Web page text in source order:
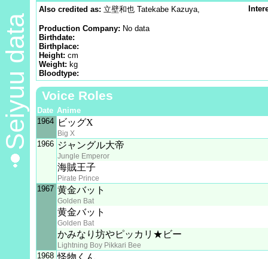
Seiyuu data
Also credited as: 立壁和也 Tatekabe Kazuya,
Production Company: No data
Birthdate:
Birthplace:
Height: cm
Weight: kg
Bloodtype:
Voice Roles
Date Anime
1964 ビッグX
Big X
1966 ジャングル大帝
Jungle Emperor
海賊王子
Pirate Prince
1967 黄金バット
Golden Bat
黄金バット
Golden Bat
かみなり坊やピッカリ★ビー
Lightning Boy Pikkari Bee
1968 怪物くん